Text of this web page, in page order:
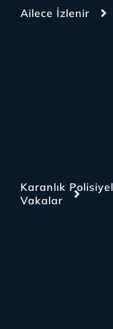
Ailece İzlenir
Karanlık
Vakalar